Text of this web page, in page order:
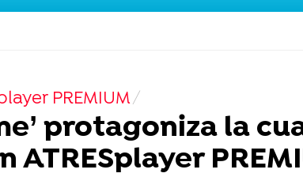
PREMIUM
protagoniza la
ATRESplayer